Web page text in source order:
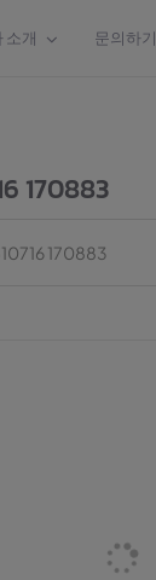
소개 문의하기
170883